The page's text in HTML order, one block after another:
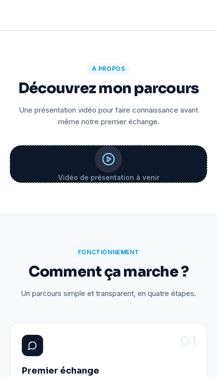
À PROPOS
Découvrez mon parcours
Une présentation vidéo pour faire connaissance avant
même notre premier échange.
Vidéo de présentation à venir
FONCTIONNEMENT
Comment ça marche ?
Un parcours simple et transparent, en quatre étapes.
Premier échange